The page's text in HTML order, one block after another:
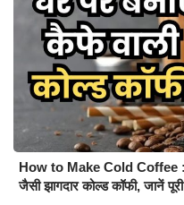
How to Make Cold Coffee :
जैसी झागदार कोल्ड कॉफी, जानें पूरी